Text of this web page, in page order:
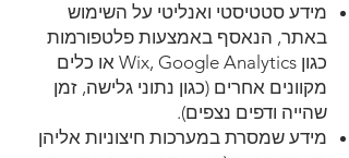
מידע סטטיסטי ואנליטי על השימוש
באתר, הנאסף באמצעות פלטפורמות
כגון Wix, Google Analytics או כלים
מקוונים אחרים (כגון נתוני גלישה, זמן
שהייה ודפים נצפים).
מידע שמסרת במערכות חיצוניות אליהן